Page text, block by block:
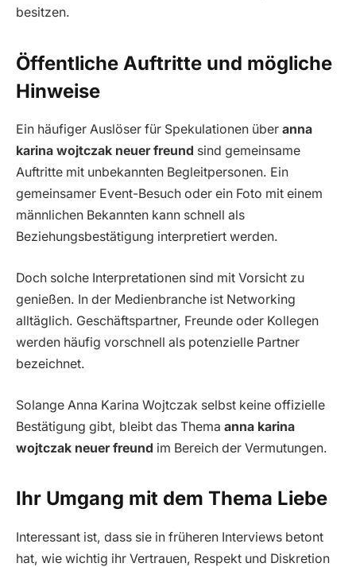
besitzen.
Öffentliche Auftritte und mögliche
Hinweise
Ein häufiger Auslöser für Spekulationen über anna
karina wojtczak neuer freund sind gemeinsame
Auftritte mit unbekannten Begleitpersonen. Ein
gemeinsamer Event-Besuch oder ein Foto mit einem
männlichen Bekannten kann schnell als
Beziehungsbestätigung interpretiert werden.
Doch solche Interpretationen sind mit Vorsicht zu
genießen. In der Medienbranche ist Networking
alltäglich. Geschäftspartner, Freunde oder Kollegen
werden häufig vorschnell als potenzielle Partner
bezeichnet.
Solange Anna Karina Wojtczak selbst keine offizielle
Bestätigung gibt, bleibt das Thema anna karina
wojtczak neuer freund im Bereich der Vermutungen.
Ihr Umgang mit dem Thema Liebe
Interessant ist, dass sie in früheren Interviews betont
hat, wie wichtig ihr Vertrauen, Respekt und Diskretion